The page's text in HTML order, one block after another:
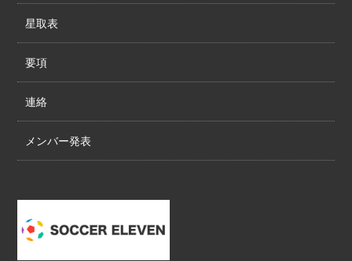
星取表
要項
連絡
メンバー発表